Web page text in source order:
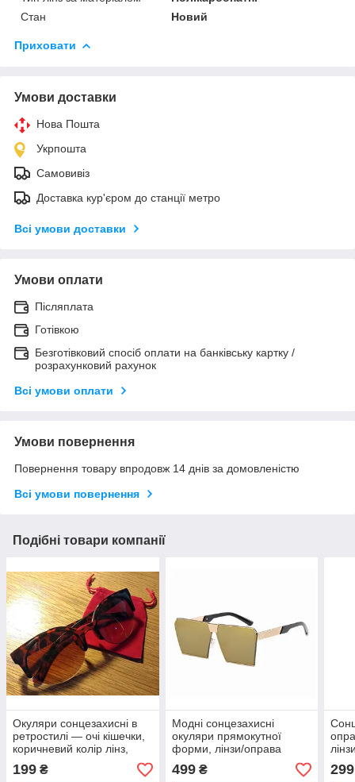
Стан
Новий
Приховати
Умови доставки
Нова Пошта
Укрпошта
Самовивіз
Доставка кур'єром до станції метро
Всі умови доставки
Умови оплати
Післяплата
Готівкою
Безготівковий спосіб оплати на банківську картку /
розрахунковий рахунок
Всі умови оплати
Умови повернення
Повернення товару впродовж 14 днів за домовленістю
Всі умови повернення
Подібні товари компанії
Окуляри сонцезахисні в
ретростилі — очі кішечки,
коричневий колір лінз,
оправа леопардовий
принт
199 ₴
Модні сонцезахисні
окуляри прямокутної
форми, лінзи/оправа
золотистого кольору,
унісекс, стиль "оверсайз"
499₴ 299